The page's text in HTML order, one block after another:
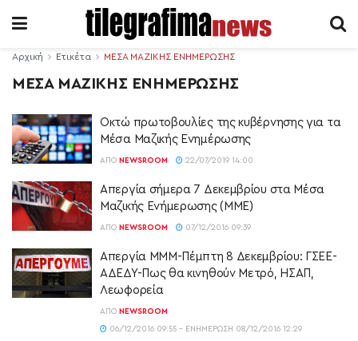
Αρχική Ετικέτα ΜΕΣΑ ΜΑΖΙΚΗΣ ΕΝΗΜΕΡΩΣΗΣ
ΜΕΣΑ ΜΑΖΙΚΗΣ ΕΝΗΜΕΡΩΣΗΣ
Οκτώ πρωτοβουλίες της κυβέρνησης για τα
Μέσα Μαζικής Ενημέρωσης
ΑΠΌ NEWSROOM 22/07/2019 14:00
Απεργία σήμερα 7 Δεκεμβρίου στα Μέσα
Μαζικής Ενήμερωσης (ΜΜΕ)
ΑΠΌ NEWSROOM 07/12/2016 09:39
Απεργία ΜΜΜ-Πέμπτη 8 Δεκεμβρίου: ΓΣΕΕ-
ΑΔΕΔΥ-Πως θα κινηθούν Μετρό, ΗΣΑΠ,
Λεωφορεία
ΑΠΌ NEWSROOM
06/12/2016 09:55 - ΕΝΗΜΈΡΩΣΗ 08/12/2016 12:29